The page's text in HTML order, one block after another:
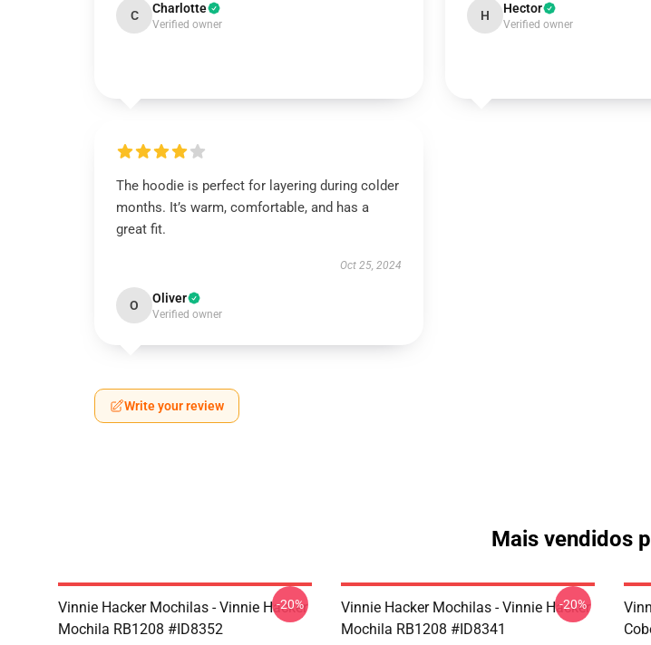
C Charlotte
Verified owner
H Hector
Verified owner
The hoodie is perfect for layering during colder
months. It’s warm, comfortable, and has a
great fit.
Oct 25, 2024
O Oliver
Verified owner
Write your review
Mais vendidos
Vinnie Hacker Mochilas - Vinnie Hacker
Mochila RB1208 #ID8352
-20%
Vinnie Hacker Mochilas - Vinnie Hacker
Mochila RB1208 #ID8341
-20%